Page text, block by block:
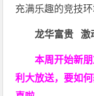
充满乐趣的竞技环
龙华富贵 激
本周开始新
利大放送，要如